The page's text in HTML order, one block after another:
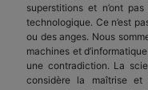
superstitions et n’ont
technologique. Ce n’est
ou des anges. Nous
machines et
une contradiction. La
considère la maîtrise et